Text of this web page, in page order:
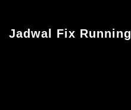
Jadwal Fix Running